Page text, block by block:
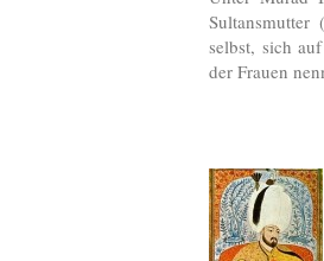
selbst, sich
der Frauen